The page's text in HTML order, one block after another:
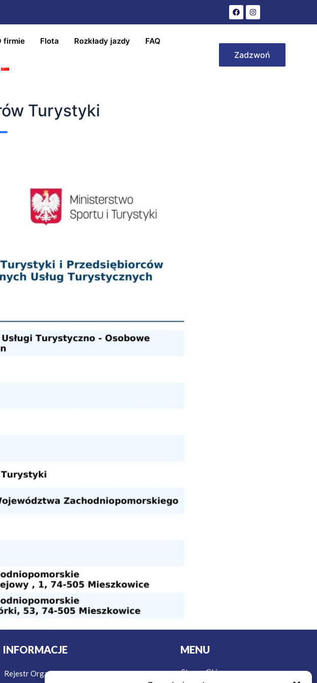
firmie Flota Rozkłady jazdy FAQ
Zadzwoń
Turystyki
INFORMACJE
Rejestr Organizatorów Turystyki
MENU
Strona Główna